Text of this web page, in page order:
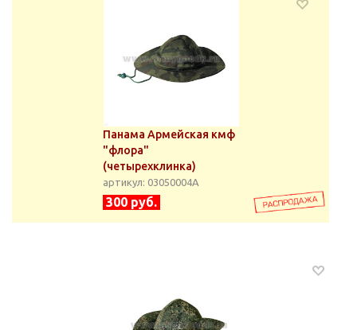
Панама Армейская кмф
"флора"
(четырехклинка)
артикул: 03050004А
300 руб.